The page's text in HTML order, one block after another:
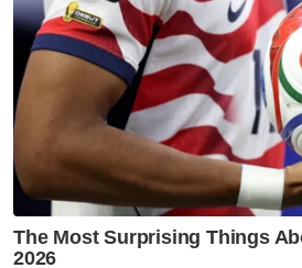
tidak menentu.